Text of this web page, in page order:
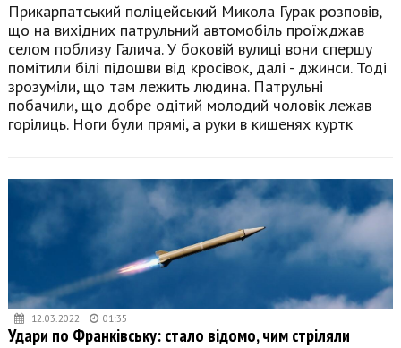
Прикарпатський поліцейський Микола Гурак розповів,
що на вихідних патрульний автомобіль проїжджав
селом поблизу Галича. У боковій вулиці вони спершу
помітили білі підошви від кросівок, далі - джинси. Тоді
зрозуміли, що там лежить людина. Патрульні
побачили, що добре одітий молодий чоловік лежав
горілиць. Ноги були прямі, а руки в кишенях куртк
12.03.2022 01:35
Удари по Франківську: стало відомо, чим стріляли